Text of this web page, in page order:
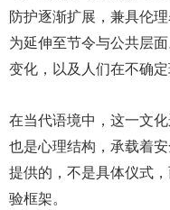
防护逐渐扩展，兼具伦
为延伸至节令与公共层
变化，以及人们在不确
在当代语境中，这一文
也是心理结构，承载着
提供的，不是具体仪式
验框架。